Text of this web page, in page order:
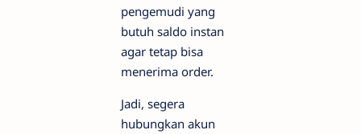
pengemudi yang
butuh saldo instan
agar tetap bisa
menerima order.
Jadi, segera
hubungkan akun